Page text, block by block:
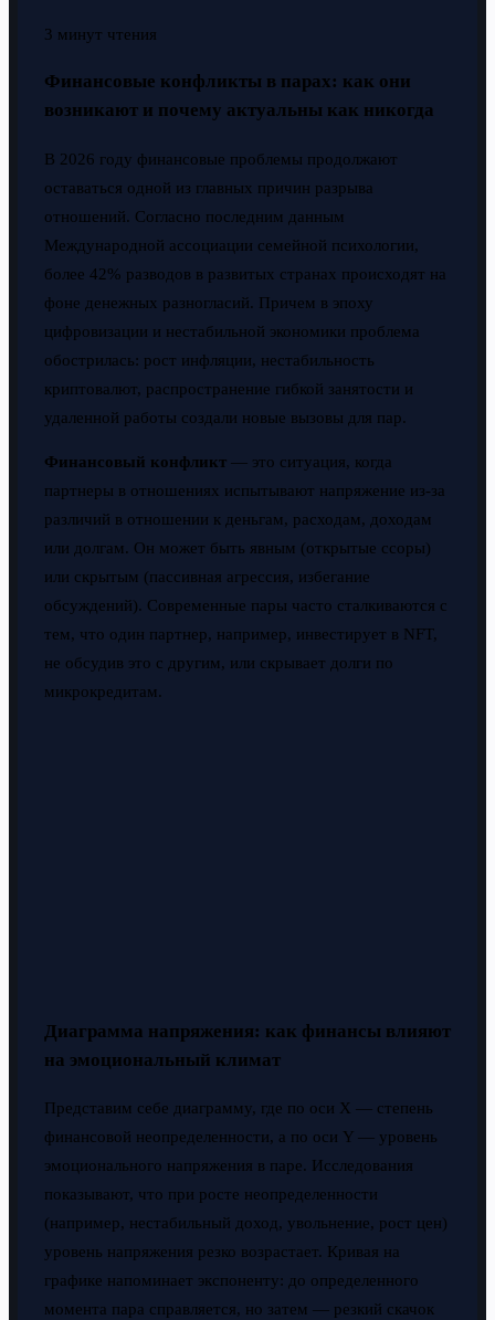
3 минут чтения
Финансовые конфликты в парах: как они
возникают и почему актуальны как никогда
В 2026 году финансовые проблемы продолжают
оставаться одной из главных причин разрыва
отношений. Согласно последним данным
Международной ассоциации семейной психологии,
более 42% разводов в развитых странах происходят на
фоне денежных разногласий. Причем в эпоху
цифровизации и нестабильной экономики проблема
обострилась: рост инфляции, нестабильность
криптовалют, распространение гибкой занятости и
удаленной работы создали новые вызовы для пар.
Финансовый конфликт— это ситуация, когда
партнеры в отношениях испытывают напряжение из-за
различий в отношении к деньгам, расходам, доходам
или долгам. Он может быть явным (открытые ссоры)
или скрытым (пассивная агрессия, избегание
обсуждений). Современные пары часто сталкиваются с
тем, что один партнер, например, инвестирует в NFT,
не обсудив это с другим, или скрывает долги по
микрокредитам.
Диаграмма напряжения: как финансы влияют
на эмоциональный климат
Представим себе диаграмму, где по оси X — степень
финансовой неопределенности, а по оси Y — уровень
эмоционального напряжения в паре. Исследования
показывают, что при росте неопределенности
(например, нестабильный доход, увольнение, рост цен)
уровень напряжения резко возрастает. Кривая на
графике напоминает экспоненту: до определенного
момента пара справляется, но затем — резкий скачок